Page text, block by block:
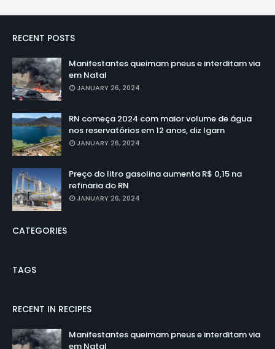
RECENT POSTS
Manifestantes queimam pneus e interditam via
em Natal
JANUARY 26, 2024
RN começa 2024 com maior volume de água
nos reservatórios em 12 anos, diz Igarn
JANUARY 26, 2024
Preço do litro gasolina aumenta R$ 0,15 na
refinaria do RN
JANUARY 26, 2024
CATEGORIES
TAGS
RECENT IN RECIPES
Manifestantes queimam pneus e interditam via
em Natal